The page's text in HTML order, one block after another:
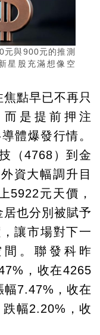
元與900元的推測
星股充滿想像空
點早已不再只
是提前押注
體爆發行情。
（4768）到金
資大幅調升目
5922元天價，
也分別被賦予
讓市場對下一
。聯發科昨
，收在4265
幅7.47%，收在
幅2.20%，收